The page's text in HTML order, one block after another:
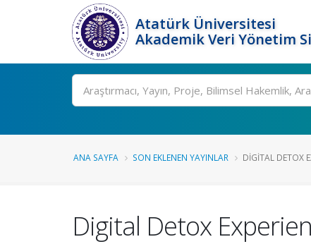
Atatürk Üniversitesi
Akademik Veri Yönetim
Ara
ANA SAYFA SON EKLENEN YAYINLAR DIGITAL DETOX
Digital Detox